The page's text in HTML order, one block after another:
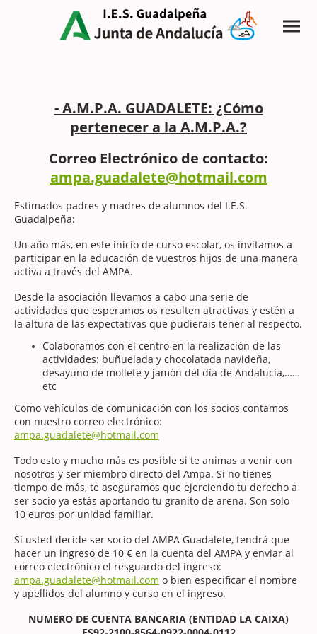
- A.M.P.A. GUADALETE: ¿Cómo
pertenecer a la A.M.P.A.?
Correo Electrónico de contacto:
ampa.guadalete@hotmail.com
Estimados padres y madres de alumnos del I.E.S.
Guadalpeña:
Un año más, en este inicio de curso escolar, os invitamos a
participar en la educación de vuestros hijos de una manera
activa a través del AMPA.
Desde la asociación llevamos a cabo una serie de
actividades que esperamos os resulten atractivas y estén a
la altura de las expectativas que pudierais tener al respecto.
Colaboramos con el centro en la realización de las
actividades: buñuelada y chocolatada navideña,
desayuno de mollete y jamón del día de Andalucía,……
etc
Como vehículos de comunicación con los socios contamos
con nuestro correo electrónico:
ampa.guadalete@hotmail.com
Todo esto y mucho más es posible si te animas a venir con
nosotros y ser miembro directo del Ampa. Si no tienes
tiempo de más, te aseguramos que ejerciendo tu derecho a
ser socio ya estás aportando tu granito de arena. Son solo
10 euros por unidad familiar.
Si usted decide ser socio del AMPA Guadalete, tendrá que
hacer un ingreso de 10 € en la cuenta del AMPA y enviar al
correo electrónico el resguardo del ingreso:
ampa.guadalete@hotmail.com o bien especificar el nombre
y apellidos del alumno y curso en el ingreso.
NUMERO DE CUENTA BANCARIA (ENTIDAD LA CAIXA)